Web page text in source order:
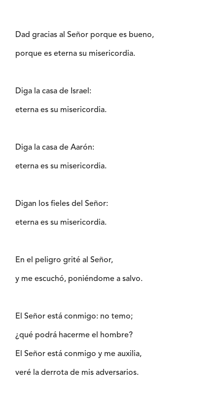
Dad gracias al Señor porque es bueno,
porque es eterna su misericordia.
Diga la casa de Israel:
eterna es su misericordia.
Diga la casa de Aarón:
eterna es su misericordia.
Digan los fieles del Señor:
eterna es su misericordia.
En el peligro grité al Señor,
y me escuchó, poniéndome a salvo.
El Señor está conmigo: no temo;
¿qué podrá hacerme el hombre?
El Señor está conmigo y me auxilia,
veré la derrota de mis adversarios.